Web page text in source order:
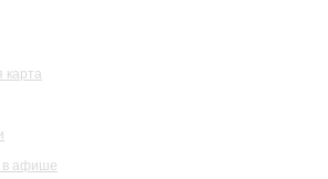
карта
в афише